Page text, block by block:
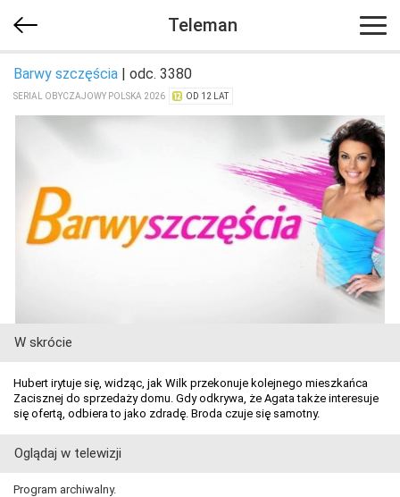
Teleman
Barwy szczęścia | odc. 3380
SERIAL OBYCZAJOWY POLSKA 2026 OD 12 LAT
W skrócie
Hubert irytuje się, widząc, jak Wilk przekonuje kolejnego mieszkańca
Zacisznej do sprzedaży domu. Gdy odkrywa, że Agata także interesuje
się ofertą, odbiera to jako zdradę. Broda czuje się samotny.
Oglądaj w telewizji
Program archiwalny.